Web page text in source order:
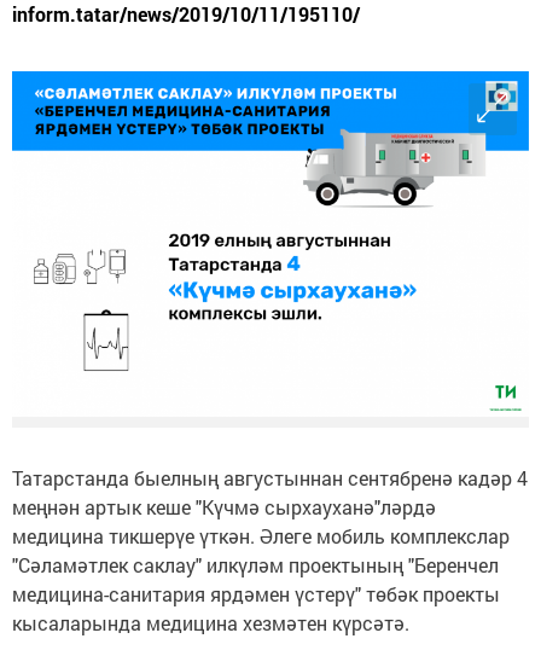
inform.tatar/news/2019/10/11/195110/
Татарстанда быелның августыннан сентябренә кадәр 4
меңнән артык кеше "Күчмә сырхауханә"ләрдә
медицина тикшерүе үткән. Әлеге мобиль комплекслар
"Сәламәтлек саклау" илкүләм проектының "Беренчел
медицина-санитария ярдәмен үстерү" төбәк проекты
кысаларында медицина хезмәтен күрсәтә.